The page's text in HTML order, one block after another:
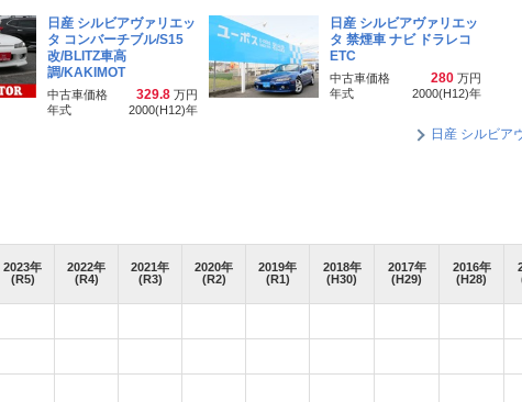
日産 シルビアヴァリエッ
タ コンバーチブル/S15
改/BLITZ車高
調/KAKIMOT
中古車価格 329.8 万円
年式
2000(H12)年
日産 シルビアヴァリエッ
タ 禁煙車 ナビ ドラレコ
ETC
中古車価格 280 万円
年式
2000(H12)年
日産 シルビア
2023年
(R5)
2022年
(R4)
2021 年
(R3)
2020年
(R2)
2019年
(R1)
2018年
(H30)
2017年
(H29)
2016年
(H28)